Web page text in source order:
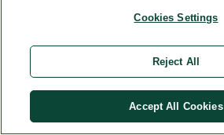
ch
Cookies Settings
Reject All
Accept All Cookies